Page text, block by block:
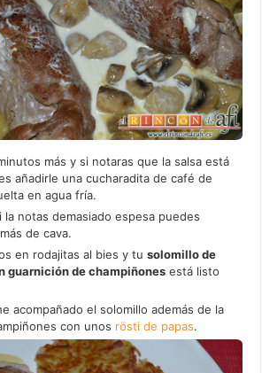
más y si notaras que la salsa está
añadirle una cucharadita de café de
en agua fría.
la notas demasiado espesa puedes
de cava.
en rodajitas al bies y tusolomillo de
guarnición de champiñones está listo
acompañado el solomillo además de la
con unos rösti de papas.